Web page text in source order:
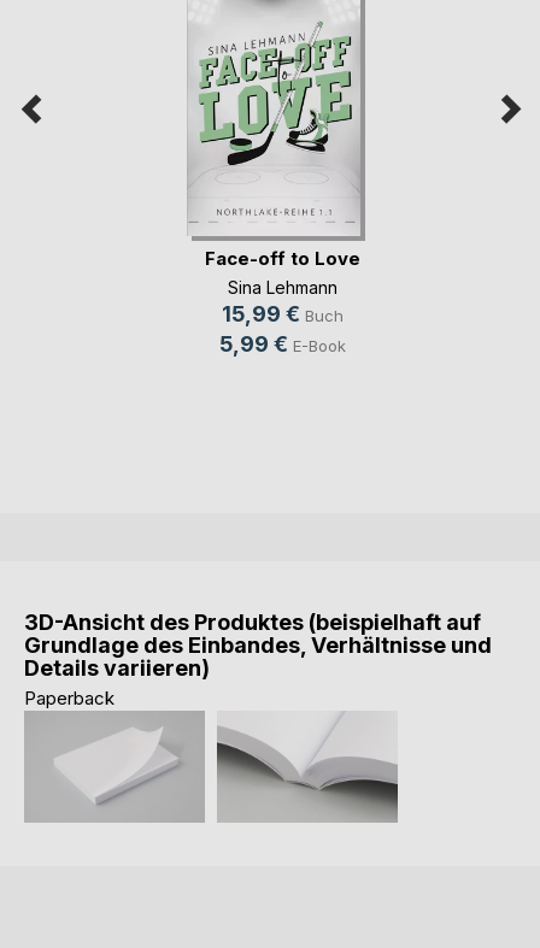
Face-off to Love
Sina Lehmann
15,99 € Buch
5,99 € E-Book
3D-Ansicht des Produktes (beispielhaft auf
Grundlage des Einbandes, Verhältnisse und
Details variieren)
Paperback